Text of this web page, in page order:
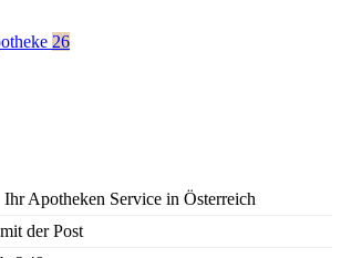
26
Ihr Apotheken Service in Österreich
der Post